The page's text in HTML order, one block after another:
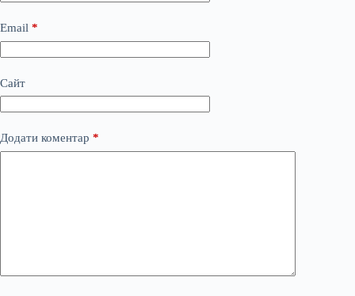
Email *
Сайт
Додати коментар *